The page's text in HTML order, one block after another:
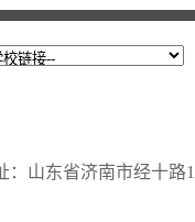
：山东省济南市经十路